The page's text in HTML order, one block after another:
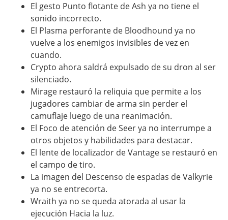
El gesto Punto flotante de Ash ya no tiene el
sonido incorrecto.
El Plasma perforante de Bloodhound ya no
vuelve a los enemigos invisibles de vez en
cuando.
Crypto ahora saldrá expulsado de su dron al ser
silenciado.
Mirage restauró la reliquia que permite a los
jugadores cambiar de arma sin perder el
camuflaje luego de una reanimación.
El Foco de atención de Seer ya no interrumpe a
otros objetos y habilidades para destacar.
El lente de localizador de Vantage se restauró en
el campo de tiro.
La imagen del Descenso de espadas de Valkyrie
ya no se entrecorta.
Wraith ya no se queda atorada al usar la
ejecución Hacia la luz.